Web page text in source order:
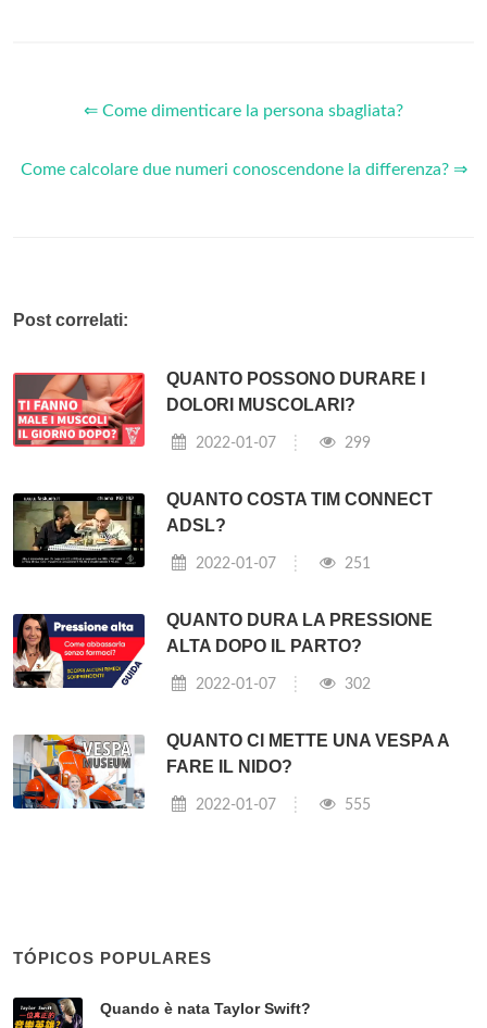
⇐ Come dimenticare la persona sbagliata?
Come calcolare due numeri conoscendone la differenza? ⇒
Post correlati:
QUANTO POSSONO DURARE I
DOLORI MUSCOLARI?
2022-01-07 299
QUANTO COSTA TIM CONNECT
ADSL?
2022-01-07 251
QUANTO DURA LA PRESSIONE
ALTA DOPO IL PARTO?
2022-01-07 302
QUANTO CI METTE UNA VESPA A
FARE IL NIDO?
2022-01-07 555
TÓPICOS POPULARES
Quando è nata Taylor Swift?